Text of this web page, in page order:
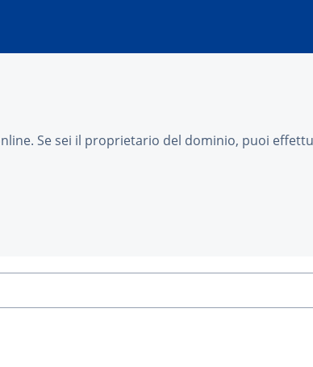
Se sei il proprietario del dominio, puoi